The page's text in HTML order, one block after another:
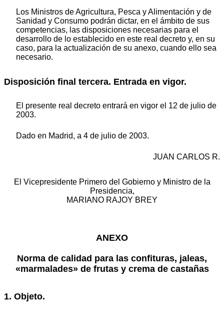
Los Ministros de Agricultura, Pesca y Alimentación y de
Sanidad y Consumo podrán dictar, en el ámbito de sus
competencias, las disposiciones necesarias para el
desarrollo de lo establecido en este real decreto y, en su
caso, para la actualización de su anexo, cuando ello sea
necesario.
Disposición final tercera. Entrada en vigor.
El presente real decreto entrará en vigor el 12 de julio de
2003.
Dado en Madrid, a 4 de julio de 2003.
JUAN CARLOS R.
El Vicepresidente Primero del Gobierno y Ministro de la
Presidencia,
MARIANO RAJOY BREY
ANEXO
Norma de calidad para las confituras, jaleas,
«marmalades» de frutas y crema de castañas
1. Objeto.